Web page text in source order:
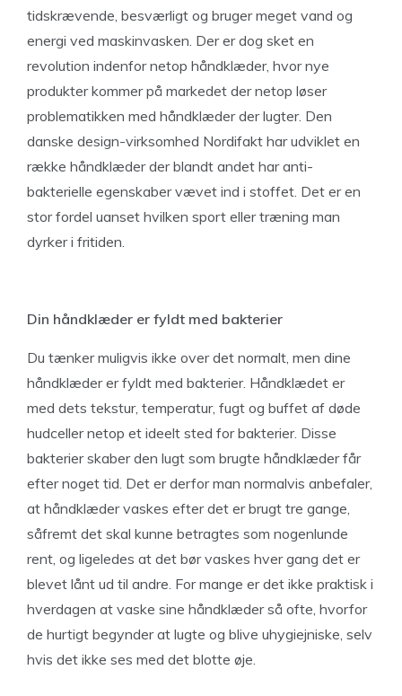
tidskrævende, besværligt og bruger meget vand og
energi ved maskinvasken. Der er dog sket en
revolution indenfor netop håndklæder, hvor nye
produkter kommer på markedet der netop løser
problematikken med håndklæder der lugter. Den
danske design-virksomhed Nordifakt har udviklet en
række håndklæder der blandt andet har anti-
bakterielle egenskaber vævet ind i stoffet. Det er en
stor fordel uanset hvilken sport eller træning man
dyrker i fritiden.
Din håndklæder er fyldt med bakterier
Du tænker muligvis ikke over det normalt, men dine
håndklæder er fyldt med bakterier. Håndklædet er
med dets tekstur, temperatur, fugt og buffet af døde
hudceller netop et ideelt sted for bakterier. Disse
bakterier skaber den lugt som brugte håndklæder får
efter noget tid. Det er derfor man normalvis anbefaler,
at håndklæder vaskes efter det er brugt tre gange,
såfremt det skal kunne betragtes som nogenlunde
rent, og ligeledes at det bør vaskes hver gang det er
blevet lånt ud til andre. For mange er det ikke praktisk i
hverdagen at vaske sine håndklæder så ofte, hvorfor
de hurtigt begynder at lugte og blive uhygiejniske, selv
hvis det ikke ses med det blotte øje.